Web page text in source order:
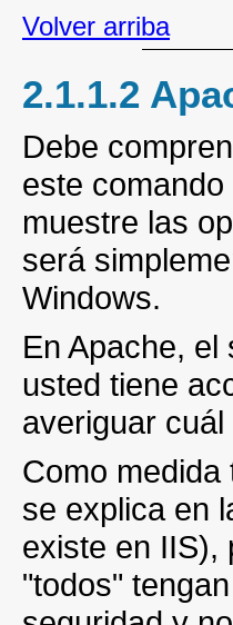
Volver arriba
2.1.1.2
Debe
este
muestre las
será
Windows.
En Apache,
usted tiene
averiguar
Como
se explica en
existe en IIS),
"todos"